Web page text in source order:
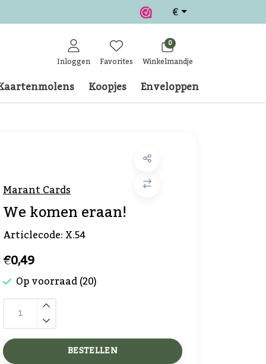
€
Inloggen Favorites
0
Winkelmandje
Koopjes Enveloppen
Marant Cards
We komen eraan!
Articlecode:X.54
€0,49
Op voorraad (20)
BESTELLEN